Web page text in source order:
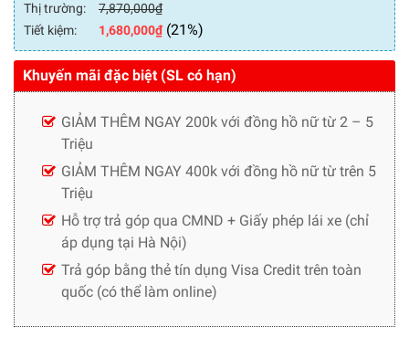
Thị trường: 7,870,000₫
Tiết kiệm:
1,680,000₫(21%)
Khuyến mãi đặc biệt (SL có hạn)
GIẢM THÊM NGAY 200k với đồng hồ nữ từ 2 – 5
Triệu
GIẢM THÊM NGAY 400k với đồng hồ nữ từ trên 5
Triệu
Hỗ trợ trả góp qua CMND + Giấy phép lái xe (chỉ
áp dụng tại Hà Nội)
Trả góp bằng thẻ tín dụng Visa Credit trên toàn
quốc (có thể làm online)